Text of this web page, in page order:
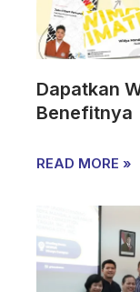
Dapatkan
Benefitnya
READ MORE »